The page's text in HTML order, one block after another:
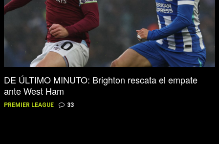
DE ÚLTIMO MINUTO: Brighton rescata el empate
ante West Ham
PREMIER LEAGUE 33